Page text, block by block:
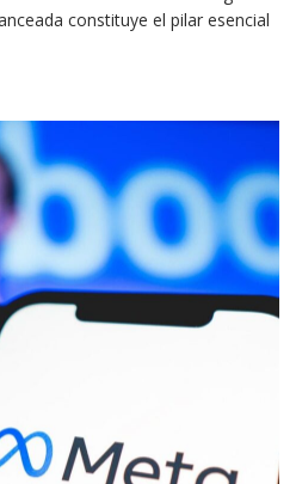
constituye el pilar esencial